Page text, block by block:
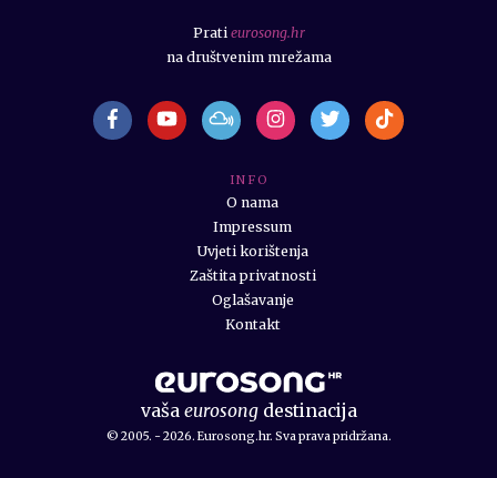
vaša eurosongdestinacija
© 2005. - 2026. Eurosong.hr. Sva prava pridržana.
I N F O
O nama
Impressum
Uvjeti korištenja
Zaštita privatnosti
Oglašavanje
Kontakt
Prati eurosong.hr
na društvenim mrežama